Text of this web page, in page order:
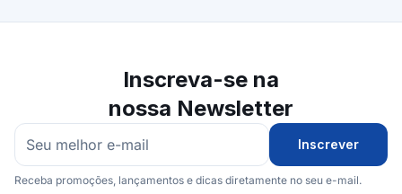
Inscreva-se na
nossa Newsletter
Inscrever
Receba promoções, lançamentos e dicas diretamente no seu e-mail.